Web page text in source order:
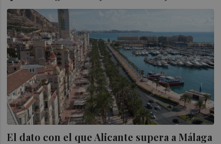
El dato con el que Alicante supera a Málaga